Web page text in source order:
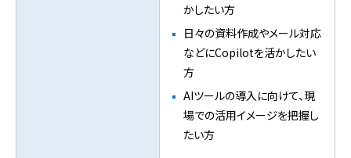
かしたい方
日々の資料作成やメール対応
などにCopilotを活かしたい
方
AIツールの導入に向けて、現
場での活用イメージを把握し
たい方